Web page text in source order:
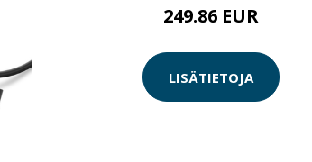
249.86 EUR
LISÄTIETOJA